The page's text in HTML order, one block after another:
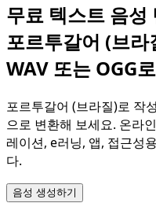
무료 텍스트 음성
포르투갈어 (브라
WAV 또는 OGG
포르투갈어 (브라질)로 작
으로 변환해 보세요. 온라
레이션, e러닝, 앱, 접근성
다.
음성 생성하기